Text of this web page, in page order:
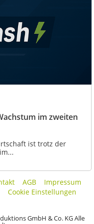
im zweiten
ist trotz der
AGB
Impressum
Cookie Einstellungen
GmbH & Co. KG Alle